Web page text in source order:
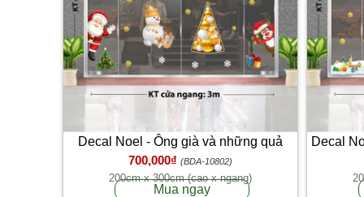
Decal Noel - Ông già và những quả
châu vàng ánh
700,000₫ (BDA-10802)
200cm x 300cm (cao x ngang)
Mua ngay
Decal